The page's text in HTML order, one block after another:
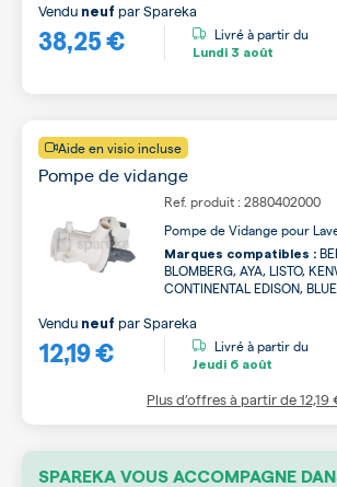
38,25 €
Vendu neuf parSpareka
Livré à partir du
Lundi 3 août
Aide en visio incluse
Pompe de vidange
Ref. produit : 2880402000
Pompe de Vidange pour
Marques compatibles :
BLOMBERG, AYA, LISTO,
CONTINENTAL EDISON,
12,19 €
Vendu neuf parSpareka
Livré à partir du
Jeudi 6 août
Plus d’offres à partir de12,19
SPAREKA VOUS ACCOMPAGNE